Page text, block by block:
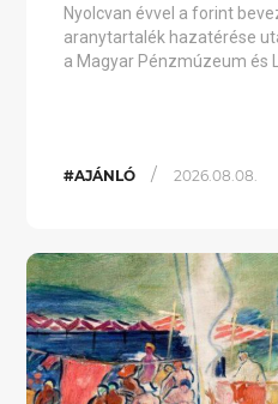
Nyolcvan évvel a forint
aranytartalék hazatérése
a Magyar Pénzmúzeum és
#AJÁNLÓ / 2026.08.08.